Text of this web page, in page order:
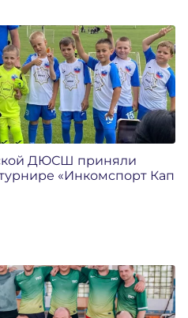
ДЮСШ приняли
«Инкомспорт Кап